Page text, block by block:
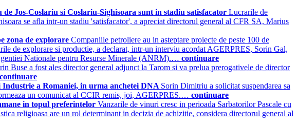
Jos-Coslariu si Coslariu-Sighisoara sunt in stadiu satisfacator Lucrarile de
se afla intr-un stadiu 'satisfacator', a apreciat directorul general al CFR SA, Marius
zona de explorare Companiile petroliere au in asteptare proiecte de peste 100 de
de explorare si productie, a declarat, intr-un interviu acordat AGERPRES, Sorin Gal,
Nationale pentru Resurse Minerale (ANRM).… continuare
Buse a fost ales director general adjunct la Tarom si va prelua prerogativele de director
continuare
a Romaniei, in urma anchetei DNA Sorin Dimitriu a solicitat suspendarea sa
un comunicat al CCIR remis, joi, AGERPRES.… continuare
in topul preferintelor Vanzarile de vinuri cresc in perioada Sarbatorilor Pascale cu
religioasa are un rol determinant in decizia de achizitie, considera directorul general al